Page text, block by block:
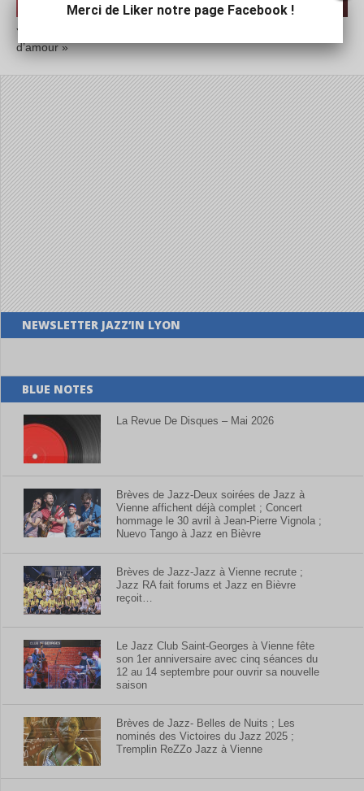
Yilian Cañizares aux Nuits de Fourvière: « L’écoute est un acte
d’amour »
NEWSLETTER JAZZ’IN LYON
BLUE NOTES
La Revue De Disques – Mai 2026
Brèves de Jazz-Deux soirées de Jazz à
Vienne affichent déjà complet ; Concert
hommage le 30 avril à Jean-Pierre Vignola ;
Nuevo Tango à Jazz en Bièvre
Brèves de Jazz-Jazz à Vienne recrute ;
Jazz RA fait forums et Jazz en Bièvre
reçoit…
Le Jazz Club Saint-Georges à Vienne fête
son 1er anniversaire avec cinq séances du
12 au 14 septembre pour ouvrir sa nouvelle
saison
Brèves de Jazz- Belles de Nuits ; Les
nominés des Victoires du Jazz 2025 ;
Tremplin ReZZo Jazz à Vienne
Merci de Liker notre page Facebook !